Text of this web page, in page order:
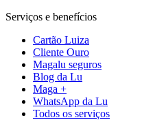
Serviços e benefícios
Cartão Luiza
Cliente Ouro
Magalu seguros
Blog da Lu
Maga +
WhatsApp da Lu
Todos os serviços